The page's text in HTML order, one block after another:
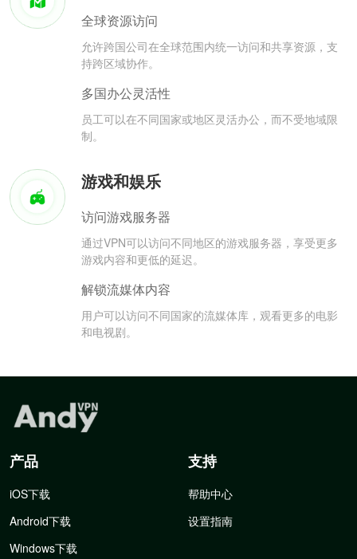
全球资源访问
允许跨国公司在全球范围内统一访问和共享资源，支
持跨区域协作。
多国办公灵活性
员工可以在不同国家或地区灵活办公，而不受地域限
制。
游戏和娱乐
访问游戏服务器
通过VPN可以访问不同地区的游戏服务器，享受更多
游戏内容和更低的延迟。
解锁流媒体内容
用户可以访问不同国家的流媒体库，观看更多的电影
和电视剧。
产品
iOS下载
Android下载
Windows下载
支持
帮助中心
设置指南